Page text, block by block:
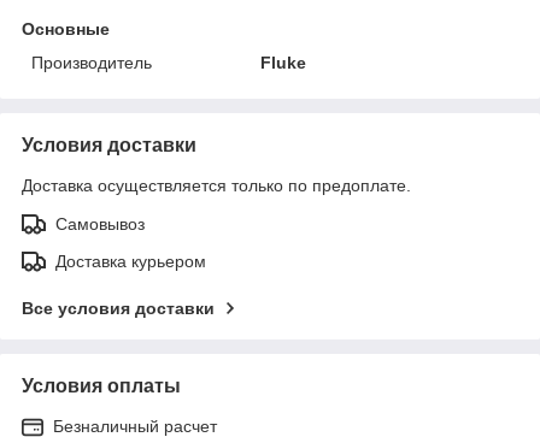
Основные
Производитель
Fluke
Условия доставки
Доставка осуществляется только по предоплате.
Самовывоз
Доставка курьером
Все условия доставки
Условия оплаты
Безналичный расчет